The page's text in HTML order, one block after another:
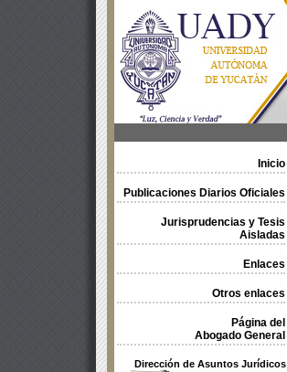
Inicio
Publicaciones Diarios Oficiales
Jurisprudencias y Tesis
Aisladas
Enlaces
Otros enlaces
Página del
Abogado General
Dirección de Asuntos Jurídicos